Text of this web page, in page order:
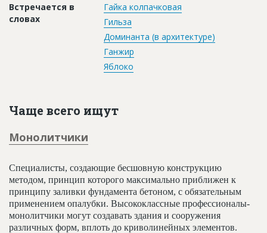
Встречается в
словах
Гайка колпачковая
Гильза
Доминанта (в архитектуре)
Ганжир
Яблоко
Чаще всего ищут
Монолитчики
Специалисты, создающие бесшовную конструкцию
методом, принцип которого максимально приближен к
принципу заливки фундамента бетоном, с обязательным
применением опалубки. Высококлассные профессионалы-
монолитчики могут создавать здания и сооружения
различных форм, вплоть до криволинейных элементов.